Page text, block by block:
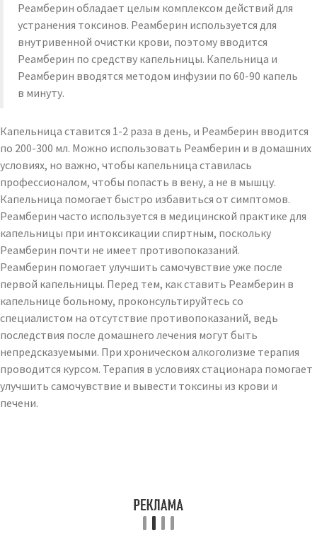
Реамберин обладает целым комплексом действий для
устранения токсинов. Реамберин используется для
внутривенной очистки крови, поэтому вводится
Реамберин по средству капельницы. Капельница и
Реамберин вводятся методом инфузии по 60-90 капель
в минуту.
Капельница ставится 1-2 раза в день, и Реамберин вводится
по 200-300 мл. Можно использовать Реамберин и в домашних
условиях, но важно, чтобы капельница ставилась
профессионалом, чтобы попасть в вену, а не в мышцу.
Капельница помогает быстро избавиться от симптомов.
Реамберин часто используется в медицинской практике для
капельницы при интоксикации спиртным, поскольку
Реамберин почти не имеет противопоказаний.
Реамберин помогает улучшить самочувствие уже после
первой капельницы. Перед тем, как ставить Реамберин в
капельнице больному, проконсультируйтесь со
специалистом на отсутствие противопоказаний, ведь
последствия после домашнего лечения могут быть
непредсказуемыми. При хроническом алкоголизме терапия
проводится курсом. Терапия в условиях стационара помогает
улучшить самочувствие и вывести токсины из крови и
печени.